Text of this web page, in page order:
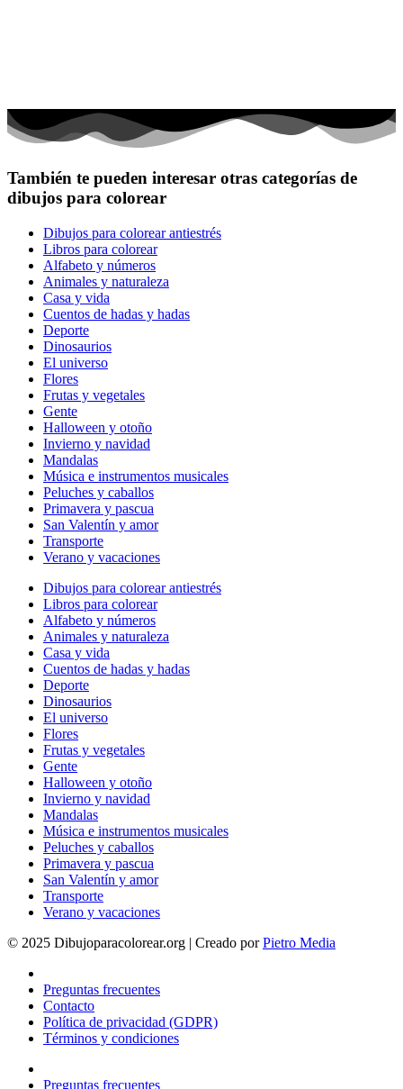
También te pueden interesar otras categorías de
dibujos para colorear
Dibujos para colorear antiestrés
Libros para colorear
Alfabeto y números
Animales y naturaleza
Casa y vida
Cuentos de hadas y hadas
Deporte
Dinosaurios
El universo
Flores
Frutas y vegetales
Gente
Halloween y otoño
Invierno y navidad
Mandalas
Música e instrumentos musicales
Peluches y caballos
Primavera y pascua
San Valentín y amor
Transporte
Verano y vacaciones
Dibujos para colorear antiestrés
Libros para colorear
Alfabeto y números
Animales y naturaleza
Casa y vida
Cuentos de hadas y hadas
Deporte
Dinosaurios
El universo
Flores
Frutas y vegetales
Gente
Halloween y otoño
Invierno y navidad
Mandalas
Música e instrumentos musicales
Peluches y caballos
Primavera y pascua
San Valentín y amor
Transporte
Verano y vacaciones
© 2025 Dibujoparacolorear.org | Creado porPietro Media
Preguntas frecuentes
Contacto
Política de privacidad (GDPR)
Términos y condiciones
Preguntas frecuentes